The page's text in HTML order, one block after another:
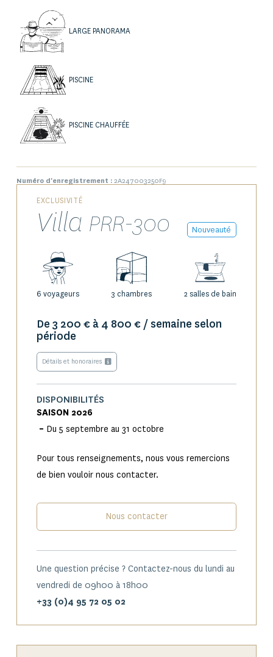
bois naturel, s’ouvre sur la terrasse et la mer par de larges
baies vitrées coulissantes, la vue s’invite littéralement à
caractère résolument contemporain avec ses façades noires
laquées et son îlot central. Elle bénéficie elle aussi d’un
accès direct sur la terrasse et d’une vue mer dégagée.
4 | LA CHAMBRE PARENTALE
large baie vitrée s’ouvrant sur le jardin et la mer. Le papier
peint graphique en tête de lit, la TV et la climatisation en
font un espace à la fois confortable et très bien décoré. Un
l’ensemble. La salle d’eau privative, accessible par une arche,
affiche de très belles finitions et accueille une double
LARGE PANORAMA
PISCINE
PISCINE CHAUFFÉE
Numéro d'enregistrement :2A247003250F9
EXCLUSIVITÉ
Villa PRR-300 Nouveauté
6 voyageurs 3 chambres 2 salles de bain
De 3 200 € à 4 800 € / semaine selon
période
Détails et honoraires
DISPONIBILITÉS
SAISON 2026
– Du 5 septembre au 31 octobre
Pour tous renseignements, nous vous remercions
de bien vouloir nous contacter.
Nous contacter
Une question précise ? Contactez-nous du lundi au
vendredi de 09h00 à 18h00
+33 (0)4 95 72 05 02